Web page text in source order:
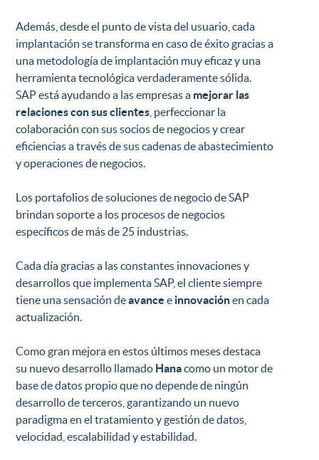
Además, desde el punto de vista del usuario, cada
implantación se transforma en caso de éxito gracias a
una metodología de implantación muy eficaz y una
herramienta tecnológica verdaderamente sólida.
SAP está ayudando a las empresas a mejorar las
relaciones con sus clientes , perfeccionar la
colaboración con sus socios de negocios y crear
eficiencias a través de sus cadenas de abastecimiento
y operaciones de negocios.
Los portafolios de soluciones de negocio de SAP
brindan soporte a los procesos de negocios
específicos de más de 25 industrias.
Cada día gracias a las constantes innovaciones y
desarrollos que implementa SAP, el cliente siempre
tiene una sensación deavancee innovaciónen cada
actualización.
Como gran mejora en estos últimos meses destaca
su nuevo desarrollo llamado Hanacomo un motor de
base de datos propio que no depende de ningún
desarrollo de terceros, garantizando un nuevo
paradigma en el tratamiento y gestión de datos,
velocidad, escalabilidad y estabilidad.